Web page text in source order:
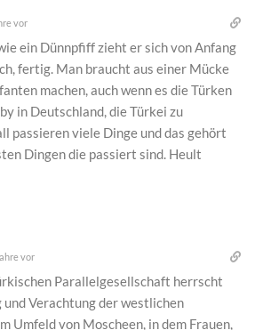
vor
ein Dünnpfiff zieht er sich von Anfang
fertig. Man braucht aus einer Mücke
machen, auch wenn es die Türken
in Deutschland, die Türkei zu
passieren viele Dinge und das gehört
Dingen die passiert sind. Heult
vor
Parallelgesellschaft herrscht
Verachtung der westlichen
Umfeld von Moscheen, in dem Frauen,